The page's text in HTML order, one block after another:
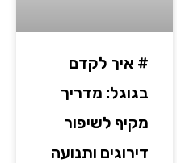
# איך לקדם
בגוגל: מדריך
מקיף לשיפור
דירוגים ותנועה